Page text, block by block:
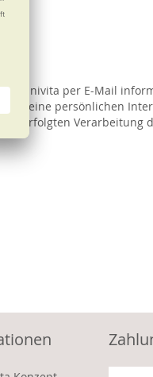
Sanivita per E-Mail
meine persönlichen
erfolgten Verarbeitung